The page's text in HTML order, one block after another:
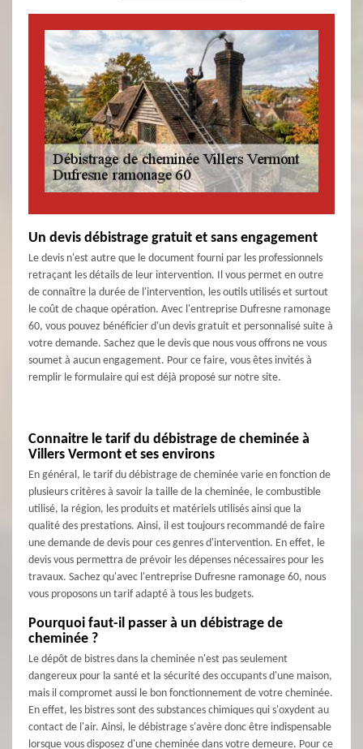
Un devis débistrage gratuit et sans engagement
Le devis n'est autre que le document fourni par les professionnels
retraçant les détails de leur intervention. Il vous permet en outre
de connaître la durée de l'intervention, les outils utilisés et surtout
le coût de chaque opération. Avec l'entreprise Dufresne ramonage
60, vous pouvez bénéficier d'un devis gratuit et personnalisé suite à
votre demande. Sachez que le devis que nous vous offrons ne vous
soumet à aucun engagement. Pour ce faire, vous êtes invités à
remplir le formulaire qui est déjà proposé sur notre site.
Connaitre le tarif du débistrage de cheminée à
Villers Vermont et ses environs
En général, le tarif du débistrage de cheminée varie en fonction de
plusieurs critères à savoir la taille de la cheminée, le combustible
utilisé, la région, les produits et matériels utilisés ainsi que la
qualité des prestations. Ainsi, il est toujours recommandé de faire
une demande de devis pour ces genres d'intervention. En effet, le
devis vous permettra de prévoir les dépenses nécessaires pour les
travaux. Sachez qu'avec l'entreprise Dufresne ramonage 60, nous
vous proposons un tarif adapté à tous les budgets.
Pourquoi faut-il passer à un débistrage de
cheminée ?
Le dépôt de bistres dans la cheminée n'est pas seulement
dangereux pour la santé et la sécurité des occupants d'une maison,
mais il compromet aussi le bon fonctionnement de votre cheminée.
En effet, les bistres sont des substances chimiques qui s'oxydent au
contact de l'air. Ainsi, le débistrage s'avère donc être indispensable
lorsque vous disposez d'une cheminée dans votre demeure. Pour ce